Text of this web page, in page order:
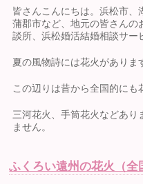
皆さんこんにちは。浜松市、
蒲郡市など、地元の皆さんの
談所、浜松婚活結婚相談サー
夏の風物詩には花火がありま
この辺りは昔から全国的にも
三河花火、手筒花火などあり
ません。
ふくろい遠州の花火（全